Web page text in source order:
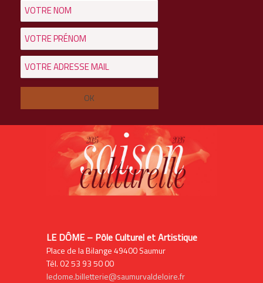
LE DÔME – Pôle Culturel et Artistique
Place de la Bilange 49400 Saumur
Tél. 02 53 93 50 00
ledome.billetterie@saumurvaldeloire.fr